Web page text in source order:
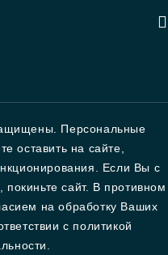
Персональные
оставить на сайте,
Если Вы с
сайт. В противном
на обработку Ваших
с политикой